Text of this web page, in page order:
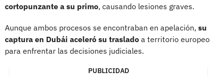
cortopunzante a su primo, causando lesiones graves.
Aunque ambos procesos se encontraban en apelación, su
captura en Dubái aceleró su traslado a territorio europeo
para enfrentar las decisiones judiciales.
PUBLICIDAD